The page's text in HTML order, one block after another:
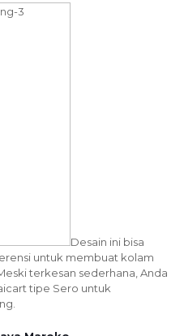
Desain ini bisa
untuk membuat kolam
terkesan sederhana, Anda
tipe Sero untuk